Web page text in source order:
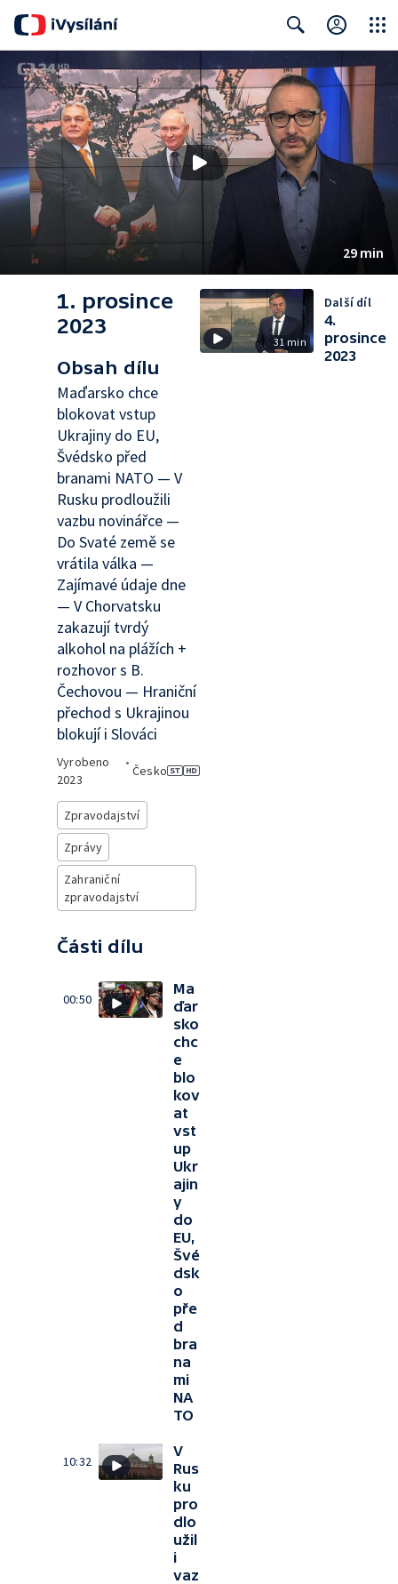
29 min
1. prosince
2023
Obsah dílu
Maďarsko chce
blokovat vstup
Ukrajiny do EU,
Švédsko před
branami NATO — V
Rusku prodloužili
vazbu novinářce —
Do Svaté země se
vrátila válka —
Zajímavé údaje dne
— V Chorvatsku
zakazují tvrdý
alkohol na plážích +
rozhovor s B.
Čechovou — Hraniční
přechod s Ukrajinou
blokují i Slováci
Vyrobeno
2023
•
Česko
Zpravodajství
Zprávy
Zahraniční
zpravodajství
Části dílu
00:50
Ma
ďar
sko
chc
e
blo
kov
at
vst
up
Ukr
ajin
y
do
EU,
Švé
dsk
o
pře
d
bra
na
mi
NA
TO
10:32
V
Rus
ku
pro
dlo
užil
i
vaz
31 min
Další díl
4.
prosince
2023